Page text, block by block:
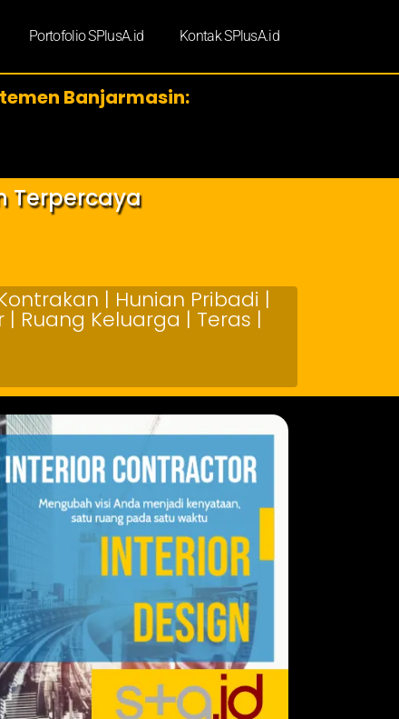
Portofolio SPlusA.id Kontak SPlusA.id
Banjarmasin:
Terpercaya
| Hunian Pribadi |
Ruang Keluarga | Teras |